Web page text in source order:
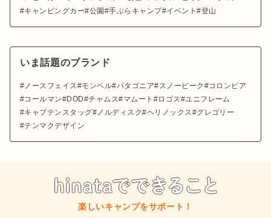
キャンピングカー 公園 手ぶらキャンプ イベント 登山
いま話題のブランド
ノースフェイス モンベル パタゴニア スノーピーク
コロンビア
コールマン
DOD チャムス マムート ロゴス
ユニフレーム
キャプテンスタッグ
ノルディスク ヘリノックス
グレゴリー
テンマクデザイン
楽しいキャンプをサポート！